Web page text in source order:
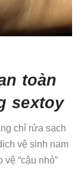
toàn
sextoy
chỉ rửa sạch
vệ sinh nam
“cậu nhỏ”